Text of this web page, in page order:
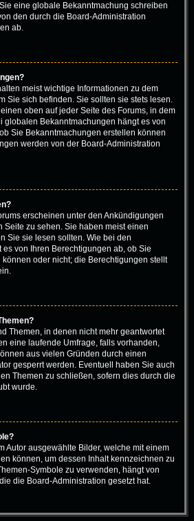
eine globale Bekanntmachung schreiben
den durch die Board-Administration
ab.
meist wichtige Informationen zu dem
Sie sich befinden. Sie sollten sie stets lesen.
oben auf jeder Seite des Forums, in dem
globalen Bekanntmachungen hängt es von
Sie Bekanntmachungen erstellen können
werden von der Board-Administration
erscheinen unter den Ankündigungen
Seite zu sehen. Sie haben meist einen
Sie sie lesen sollten. Wie bei den
von Ihren Berechtigungen ab, ob Sie
oder nicht; die Berechtigungen stellt
Themen, in denen nicht mehr geantwortet
eine laufende Umfrage, falls vorhanden,
aus vielen Gründen durch einen
gesperrt werden. Eventuell haben Sie auch
Themen zu schließen, sofern dies durch die
wurde.
Autor ausgewählte Bilder, welche mit einem
können, um dessen Inhalt kennzeichnen zu
Symbole zu verwenden, hängt von
die Board-Administration gesetzt hat.